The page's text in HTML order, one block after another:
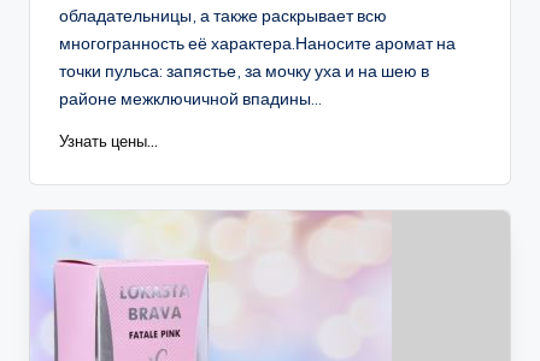
обладательницы, а также раскрывает всю
многогранность её характера.Наносите аромат на
точки пульса: запястье, за мочку уха и на шею в
районе межключичной впадины...
Узнать цены...